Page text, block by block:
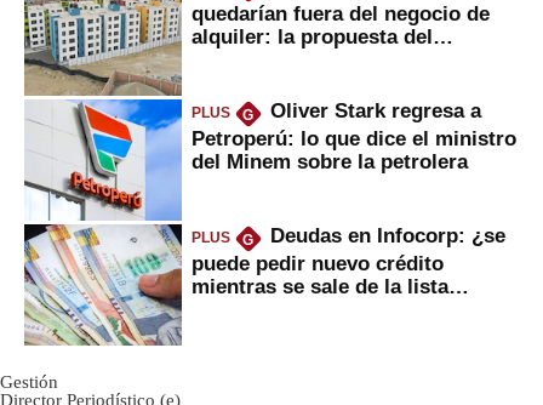
quedarían fuera del negocio de
alquiler: la propuesta del
PLUS G
Oliver Stark regresa a
Petroperú: lo que dice el ministro
del Minem sobre la petrolera
PLUS G
Deudas en Infocorp: ¿se
puede pedir nuevo crédito
mientras se sale de la lista
Gestión
Director Periodístico (e)